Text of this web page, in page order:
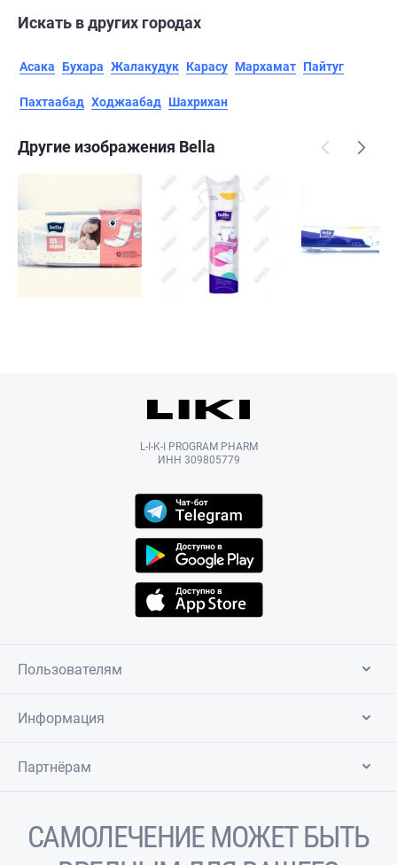
Искать в других городах
Асака Бухара Жалакудук Карасу Мархамат Пайтуг
Пахтаабад Ходжаабад Шахрихан
Другие изображения Bella
L-I-K-I PROGRAM PHARM
ИНН 309805779
Пользователям
Информация
Партнёрам
САМОЛЕЧЕНИЕ МОЖЕТ БЫТЬ